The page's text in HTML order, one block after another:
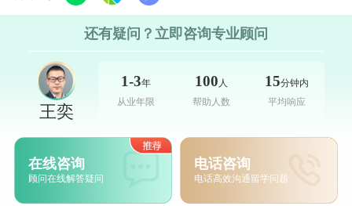
医疗保健：需求引擎驱动，就业稳定与薪资回
报双优
医疗保健专业以263,765份的学位授予量位居次
龄化趋势日益显著的大背景下，社会对医疗保
健领域专业人才的渴求持续升温，这直接推动
还有疑问？立即咨询专业顾问
王奕
1-3年
从业年限
100 人
帮助人数
15分钟内
平均响应
在线咨询
顾问在线解答疑问
电话咨询
电话高效沟通留学问题